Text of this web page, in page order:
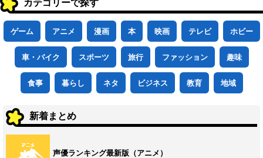
カテゴリーで探す
ゲーム アニメ 漫画 本 映画 テレビ ホビー
車・バイク スポーツ 旅行 ファッション 趣味
食事 暮らし ネタ ビジネス 教育 地域
新着まとめ
声優ランキング最新版（アニメ）